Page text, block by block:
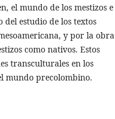
el mundo de los mestizos e
estudio de los textos
y por la obra
como nativos. Estos
transculturales en los
mundo precolombino.